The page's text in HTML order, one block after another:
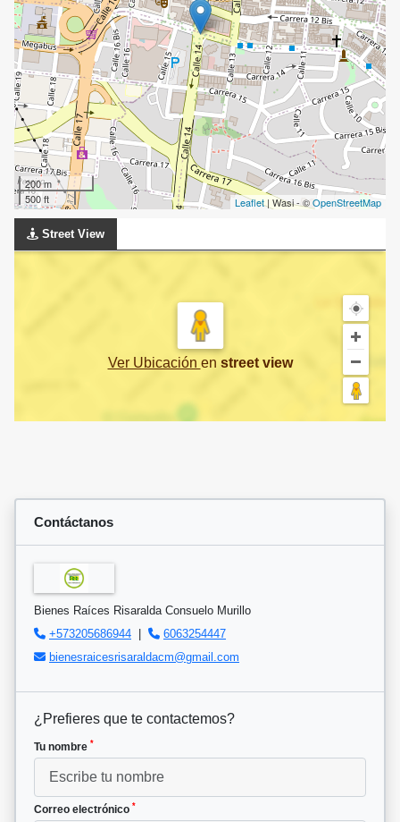
200 m
500 ft
Leaflet| Wasi - ©OpenStreetMap
Street View
Ver Ubicación en street view
Contáctanos
Bienes Raíces Risaralda Consuelo Murillo
+573205686944 |
6063254447
bienesraicesrisaraldacm@gmail.com
¿Prefieres que te contactemos?
Tu nombre *
Correo electrónico *